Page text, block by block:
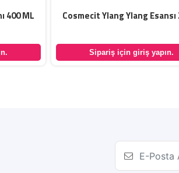
400 ML Cosmecit Ylang Ylang Esansı
Sipariş için giriş yapın.